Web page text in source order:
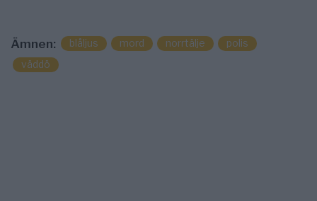
Ämnen: blåljus mord norrtälje
polis
väddö